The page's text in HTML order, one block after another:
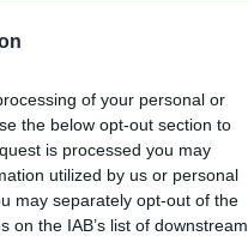
of your personal or
the below opt-out section to
is processed you may
utilized by us or personal
may separately opt-out of the
the IAB’s list of downstream